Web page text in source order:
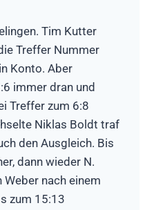
Tim Kutter
Treffer Nummer
Konto. Aber
immer dran und
Treffer zum 6:8
Niklas Boldt traf
den Ausgleich. Bis
dann wieder N.
nach einem
zum 15:13